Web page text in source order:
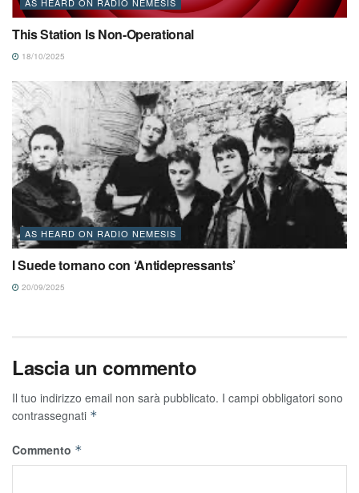
AS HEARD ON RADIO NEMESIS
This Station Is Non-Operational
18/10/2025
AS HEARD ON RADIO NEMESIS
I Suede tornano con ‘Antidepressants’
20/09/2025
Lascia un commento
Il tuo indirizzo email non sarà pubblicato. I campi obbligatori sono
contrassegnati *
Commento *